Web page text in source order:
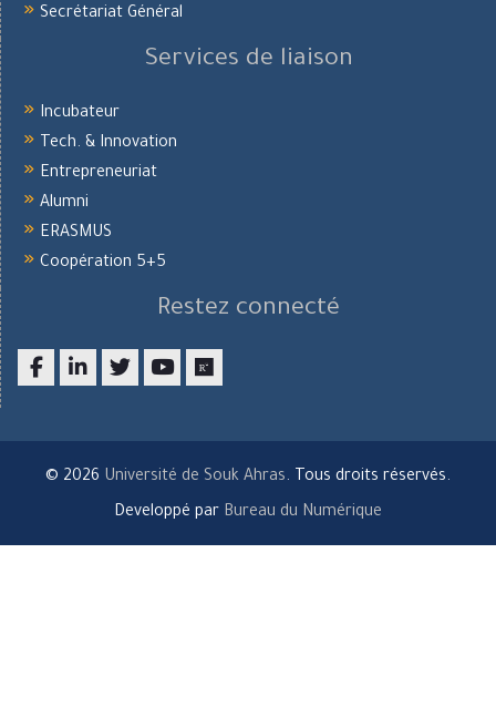
Secrétariat Général
Services de liaison
Incubateur
Tech. & Innovation
Entrepreneuriat
Alumni
ERASMUS
Coopération 5+5
Restez connecté
© 2026 Université de Souk Ahras. Tous droits réservés.
Developpé par Bureau du Numérique